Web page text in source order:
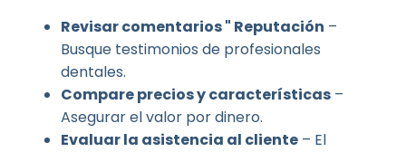
Revisar comentarios " Reputación –
Busque testimonios de profesionales
dentales.
Compare precios y características–
Asegurar el valor por dinero.
Evaluar la asistencia al cliente– El